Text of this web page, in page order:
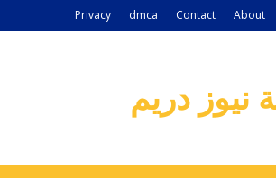
About
Contact
dmca
Privacy
نيوز دريم